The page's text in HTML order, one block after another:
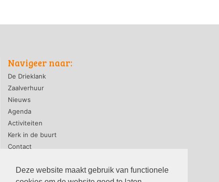
Deze website maakt gebruik van functionele
Navigeer naar:
De Drieklank
Zaalverhuur
Nieuws
Agenda
Activiteiten
Kerk in de buurt
Contact